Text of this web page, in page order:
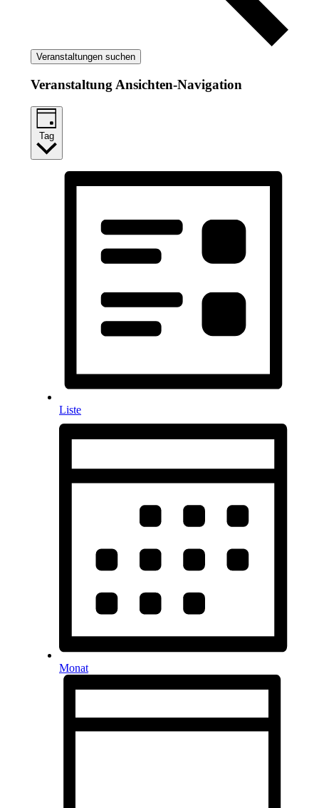
Veranstaltungen suchen
Veranstaltung Ansichten-Navigation
Tag
Liste
Monat